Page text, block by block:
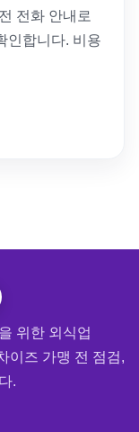
전화 안내로
인합니다. 비용
위한 외식업
이즈 가맹 전 점검,
.